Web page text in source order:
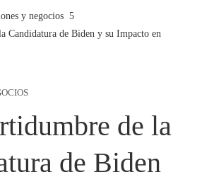
y negocios
Candidatura de Biden y su Impacto en
de la
de Biden